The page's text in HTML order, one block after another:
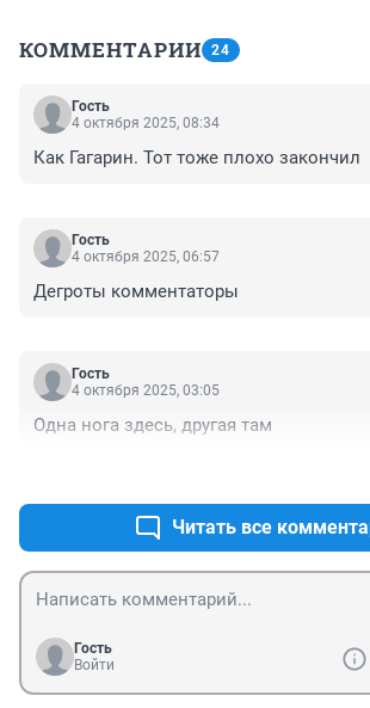
КОММЕНТАРИИ 24
Гость
4 октября 2025, 08:34
Как Гагарин. Тот тоже плохо закончил
Гость
4 октября 2025, 06:57
Дегроты комментаторы
Гость
4 октября 2025, 03:05
Одна нога здесь, другая там
Читать все
Гость
Войти